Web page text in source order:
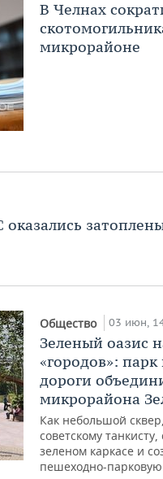
В Челнах
микрорайоне
Общество 03 июн,
Зеленый оазис
«городов»:
дороги
микрорайона
Как небольшой
советскому
зеленом каркасе и
пешеходно-парковую